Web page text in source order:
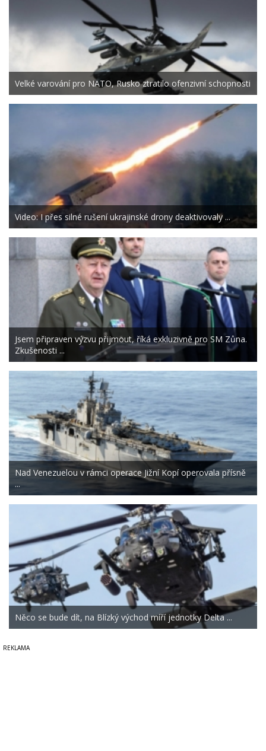
Velké varování pro NATO, Rusko ztratilo ofenzivní schopnosti
Video: I přes silné rušení ukrajinské drony deaktivovaly ...
Jsem připraven výzvu přijmout, říká exkluzivně pro SM Zůna.
Zkušenosti ...
Nad Venezuelou v rámci operace Jižní Kopí operovala přísně
...
Něco se bude dít, na Blízký východ míří jednotky Delta ...